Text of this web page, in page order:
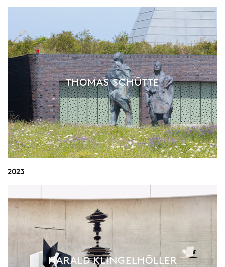
THOMAS SCHÜTTE
2023
HARALD KLINGELHÖLLER